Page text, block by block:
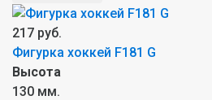
217 руб.
Фигурка хоккей F181 G
Высота
130 мм.